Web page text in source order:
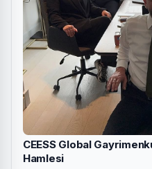
CEESS Global
Hamlesi